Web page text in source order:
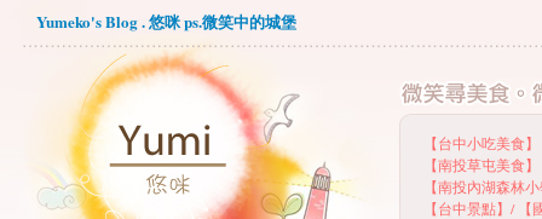
Yumeko's Blog . 悠咪 ps.微笑中的城堡
【台中小吃美食】
【南投草屯美食】
【南投內湖森林
【台中景點】 /